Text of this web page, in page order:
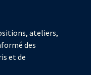
ateliers,
des
et de